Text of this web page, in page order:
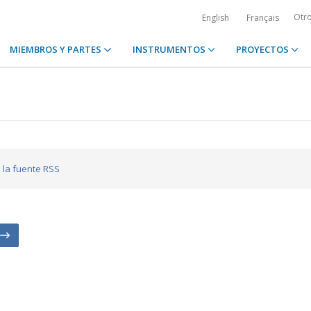
English Français
MIEMBROS Y PARTES INSTRUMENTOS PROYECTOS
fuente RSS